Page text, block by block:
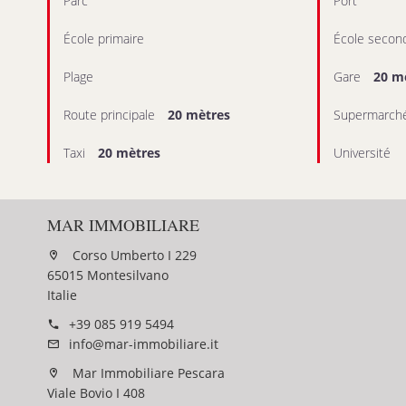
École primaire École
Plage Gare 20
Route principale 20 mètres
Taxi 20 mètres Université
MAR IMMOBILIARE
Corso Umberto I 229
65015 Montesilvano
Italie
+39 085 919 5494
info@mar-immobiliare.it
Mar Immobiliare Pescara
Viale Bovio I 408